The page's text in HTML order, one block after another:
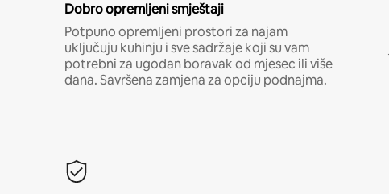
Dobro opremljeni smještaji
Potpuno opremljeni prostori za najam
uključuju kuhinju i sve sadržaje koji su vam
potrebni za ugodan boravak od mjesec ili više
dana. Savršena zamjena za opciju podnajma.